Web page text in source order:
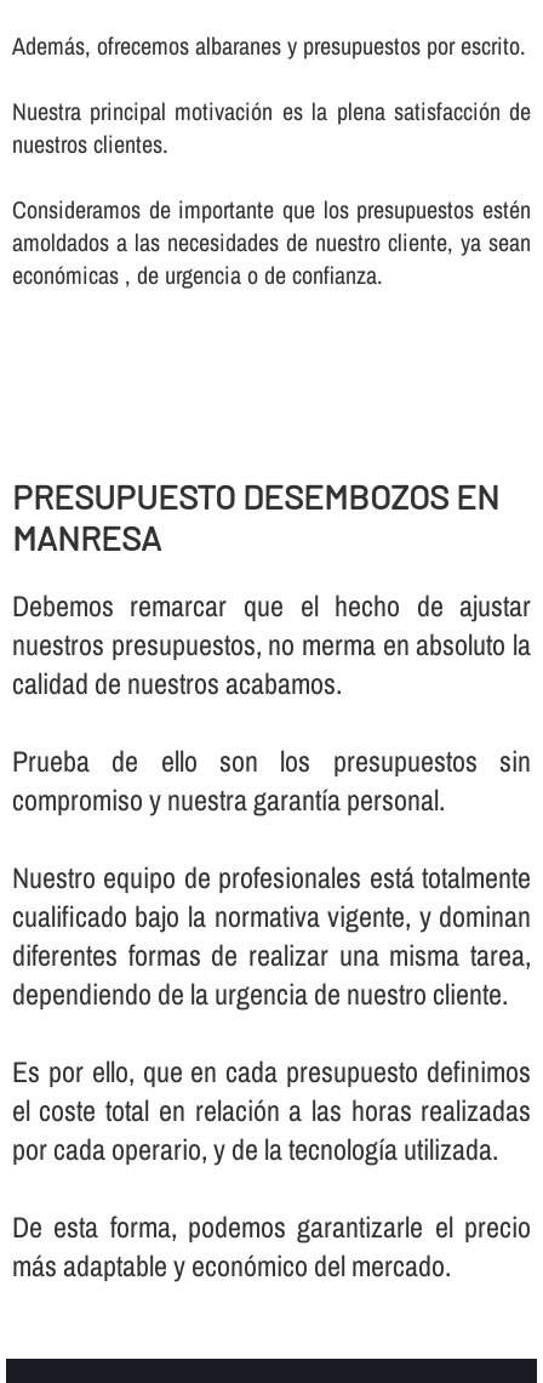
Además, ofrecemos albaranes y presupuestos por escrito.
Nuestra principal motivación es la plena satisfacción de
nuestros clientes.
Consideramos de importante que los presupuestos estén
amoldados a las necesidades de nuestro cliente, ya sean
económicas , de urgencia o de confianza.
PRESUPUESTO DESEMBOZOS EN
MANRESA
Debemos remarcar que el hecho de ajustar
nuestros presupuestos, no merma en absoluto la
calidad de nuestros acabamos.
Prueba de ello son los presupuestos sin
compromiso y nuestra garantí­a personal.
Nuestro equipo de profesionales está totalmente
cualificado bajo la normativa vigente, y dominan
diferentes formas de realizar una misma tarea,
dependiendo de la urgencia de nuestro cliente.
Es por ello, que en cada presupuesto definimos
el coste total en relación a las horas realizadas
por cada operario, y de la tecnologí­a utilizada.
De esta forma, podemos garantizarle el precio
más adaptable y económico del mercado.